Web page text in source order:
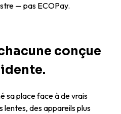
— pas ECOPay.
conçue
sa place face à de vrais
lentes, des appareils plus